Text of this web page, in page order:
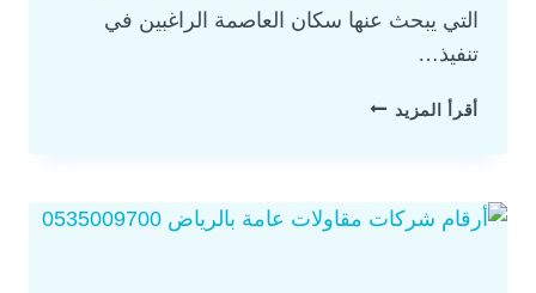
التي يبحث عنها سكان العاصمة الراغبين في
تنفيذ…
أقرأ المزيد